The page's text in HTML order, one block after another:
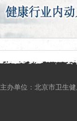
主办单位：北京市卫生